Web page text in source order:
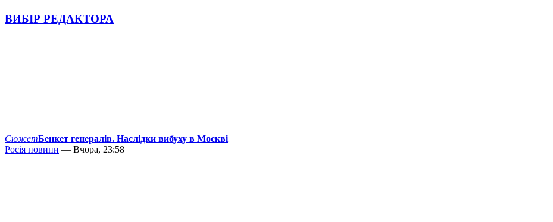
ВИБІР РЕДАКТОРА
СюжетБенкет генералів. Наслідки вибуху в Москві
Росія новини — Вчора, 23:58